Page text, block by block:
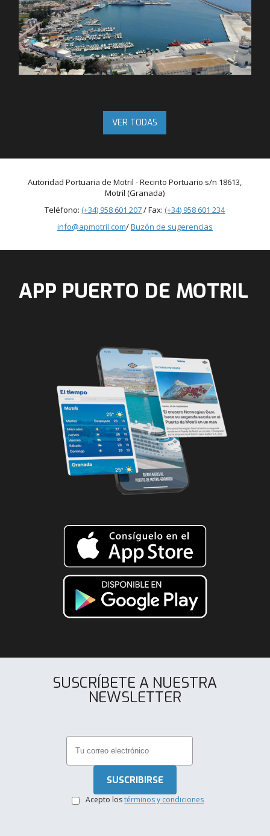
VER TODAS
Autoridad Portuaria de Motril - Recinto Portuario s/n 18613,
Motril (Granada)
Teléfono:(+34) 958 601 207/ Fax:(+34) 958 601 234
info@apmotril.com/Buzón de sugerencias
APP PUERTO DE MOTRIL
SUSCRÍBETE A NUESTRA
NEWSLETTER
Acepto lostérminos y condiciones